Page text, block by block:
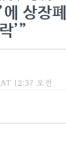
에 상장
’”
12:37 오전